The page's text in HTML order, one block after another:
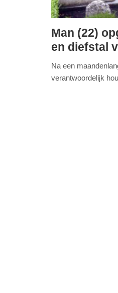
woensdag,
oktober
2019
Man (22)
en diefstal
Na een
verantwoordelijk